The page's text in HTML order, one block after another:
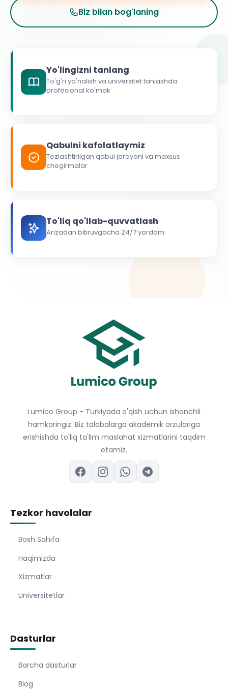
Biz bilan bog'laning
Yo'lingizni tanlang
To'g'ri yo'nalish va universitet tanlashda
profesional ko'mak
Qabulni kafolatlaymiz
Tezlashtirilgan qabul jarayoni va maxsus
chegirmalar
To'liq qo'llab-quvvatlash
Arizadan bitiruvgacha 24/7 yordam
Lumico Group - Turkiyada o'qish uchun ishonchli
hamkoringiz. Biz talabalarga akademik orzulariga
erishishda to'liq ta'lim maslahat xizmatlarini taqdim
etamiz.
Tezkor havolalar
Bosh Sahıfa
Haqimizda
Xizmatlar
Universitetlar
Dasturlar
Barcha dasturlar
Blog